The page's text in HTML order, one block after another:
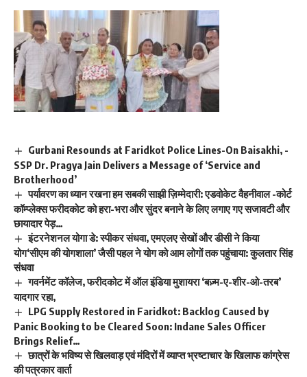
Gurbani Resounds at Faridkot Police Lines-On Baisakhi, -
SSP Dr. Pragya Jain Delivers a Message of ‘Service and
Brotherhood’
पर्यावरण का ध्यान रखना हम सबकी साझी ज़िम्मेदारी: एडवोकेट वैहनीवाल -कोर्ट
कॉम्प्लेक्स फरीदकोट को हरा-भरा और सुंदर बनाने के लिए लगाए गए सजावटी और
छायादार पेड़…
इंटरनेशनल योगा डे: स्पीकर संधवा, एमएलए सेखों और डीसी ने किया
योग‘सीएम की योगशाला’ जैसी पहल ने योग को आम लोगों तक पहुंचाया: कुलतार सिंह
संधवा
गवर्नमेंट कॉलेज, फरीदकोट में ऑल इंडिया मुशायरा ‘बज़्म-ए-शीर-ओ-तरब’
यादगार रहा,
LPG Supply Restored in Faridkot: Backlog Caused by
Panic Booking to be Cleared Soon: Indane Sales Officer
Brings Relief…
छात्रों के भविष्य से खिलवाड़ एवं मंदिरों में व्याप्त भ्रष्टाचार के खिलाफ कांग्रेस
की पत्रकार वार्ता